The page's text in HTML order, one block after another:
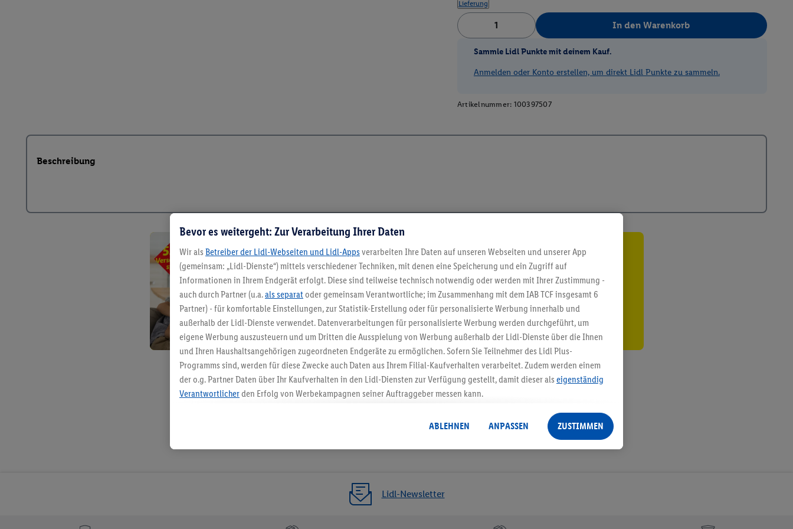
Lieferung
In den Warenkorb
Sammle Lidl Punkte mit deinem Kauf.
Anmelden oder Konto erstellen, um direkt Lidl Punkte zu sammeln.
Artikelnummer: 100397507
Beschreibung
5.95 € Versand sparen³²ᵃ
Jetzt zum Newsletter anmelden
Gutschein sichern!
Lidl-Newsletter
Bevor es weitergeht: Zur Verarbeitung Ihrer Daten
Wir als Betreiber der Lidl-Webseiten und Lidl-Apps verarbeiten Ihre Daten auf unseren Webseiten und unserer App
(gemeinsam: „Lidl-Dienste“) mittels verschiedener Techniken, mit denen eine Speicherung und ein Zugriff auf
Informationen in Ihrem Endgerät erfolgt. Diese sind teilweise technisch notwendig oder werden mit Ihrer Zustimmung -
auch durch Partner (u.a.als separat oder gemeinsam Verantwortliche; im Zusammenhang mit dem IAB TCF insgesamt 6
Partner) - für komfortable Einstellungen, zur Statistik-Erstellung oder für personalisierte Werbung innerhalb und
außerhalb der Lidl-Dienste verwendet. Datenverarbeitungen für personalisierte Werbung werden durchgeführt, um
eigene Werbung auszusteuern und um Dritten die Ausspielung von Werbung außerhalb der Lidl-Dienste über die Ihnen
und Ihren Haushaltsangehörigen zugeordneten Endgeräte zu ermöglichen. Sofern Sie Teilnehmer des Lidl Plus-
Programms sind, werden für diese Zwecke auch Daten aus Ihrem Filial-Kaufverhalten verarbeitet. Zudem werden einem
der o.g. Partner Daten über Ihr Kaufverhalten in den Lidl-Diensten zur Verfügung gestellt, damit dieser als eigenständig
Verantwortlicherden Erfolg von Werbekampagnen seiner Auftraggeber messen kann.
angereicherten Profilen. Dies umfasst die Zusammenführung von Daten (z.B. über Ihre Nutzung der Lidl-Dienste, Ihr
Kaufverhalten in den Lidl-Diensten, Informationen aus Ihrem Kundenkonto - z.B. Alter oder Geschlecht - sowie Ihre
genauen Standortdaten) auch über verschiedene Endgeräte und Lidl-Dienste hinweg einschließlich dem Speichern von
Erfolgsmessung der Werbung, zur Zielgruppenforschung, zur Entwicklung von Angeboten sowie zur technischen
Sicherung und Optimierung dieser Werbeausspielungen.
ABLEHNEN ANPASSEN ZUSTIMMEN